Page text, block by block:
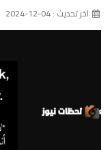
اخر تحديث : 04-12-2024